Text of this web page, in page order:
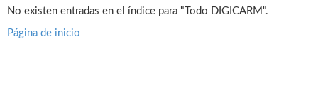
No existen entradas en el índice para "Todo DIGICARM".
Página de inicio